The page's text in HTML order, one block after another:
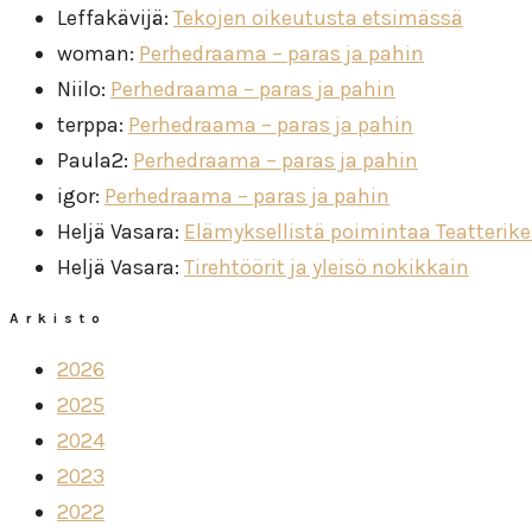
Leffakävijä: Tekojen oikeutusta etsimässä
woman: Perhedraama – paras ja pahin
Niilo: Perhedraama – paras ja pahin
terppa: Perhedraama – paras ja pahin
Paula2: Perhedraama – paras ja pahin
igor: Perhedraama – paras ja pahin
Heljä Vasara: Elämyksellistä poimintaa
Heljä Vasara: Tirehtöörit ja yleisö nokikkain
Arkisto
2026
2025
2024
2023
2022